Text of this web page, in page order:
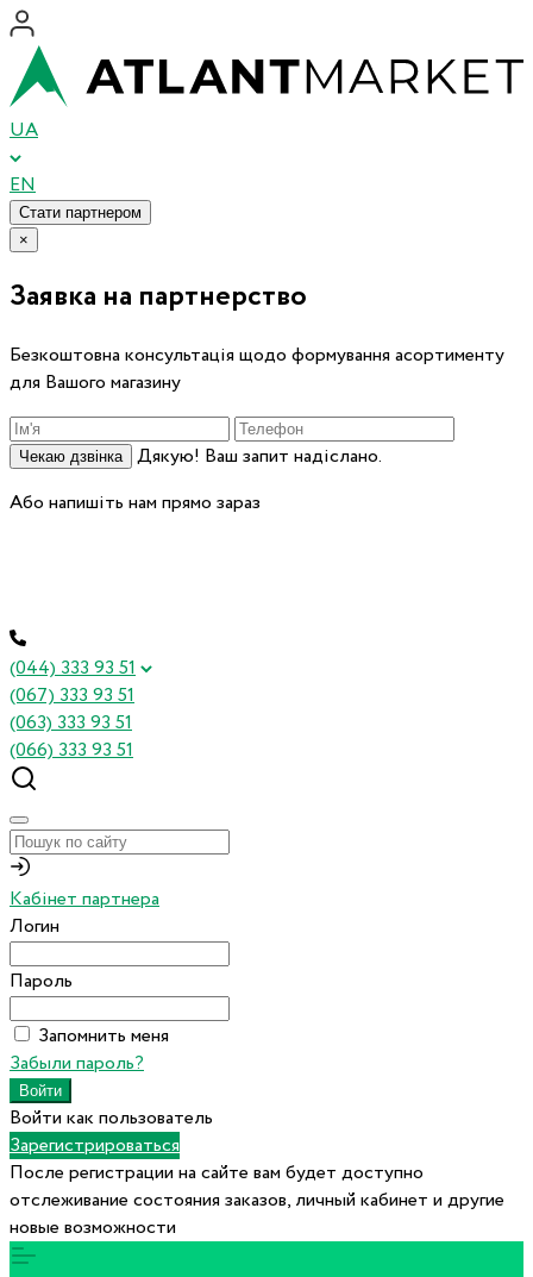
UA
EN
Стати партнером
×
Заявка на партнерство
Безкоштовна консультація щодо формування асортименту
для Вашого магазину
Чекаю дзвінка
Дякую! Ваш запит надіслано.
Або напишіть нам прямо зараз
(044) 333 93 51
(067) 333 93 51
(063) 333 93 51
(066) 333 93 51
Кабінет партнера
Логин
Пароль
Запомнить меня
Забыли пароль?
Войти как пользователь
Зарегистрироваться
После регистрации на сайте вам будет доступно
отслеживание состояния заказов, личный кабинет и другие
новые возможности